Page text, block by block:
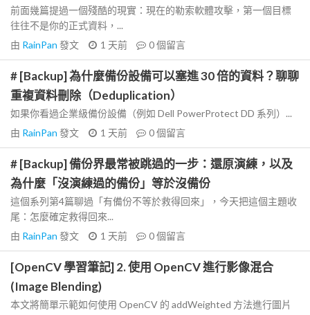
前面幾篇提過一個殘酷的現實：現在的勒索軟體攻擊，第一個目標
往往不是你的正式資料，...
由 RainPan 發文 1 天前 0個留言
# [Backup] 為什麼備份設備可以塞進 30 倍的資料？聊聊
重複資料刪除（Deduplication）
如果你看過企業級備份設備（例如 Dell PowerProtect DD 系列）...
由 RainPan 發文 1 天前 0個留言
# [Backup] 備份界最常被跳過的一步：還原演練，以及
為什麼「沒演練過的備份」等於沒備份
這個系列第4篇聊過「有備份不等於救得回來」，今天把這個主題收
尾：怎麼確定救得回來...
由 RainPan 發文 1 天前 0個留言
[OpenCV 學習筆記] 2. 使用 OpenCV 進行影像混合
(Image Blending)
本文將簡單示範如何使用 OpenCV 的 addWeighted 方法進行圖片